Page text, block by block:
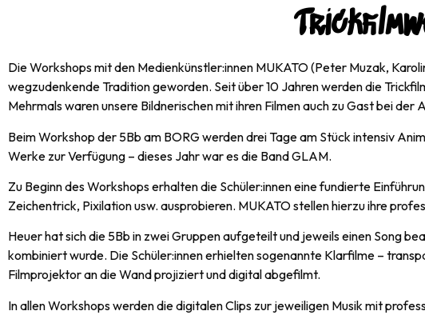
Die Workshops mit den Medienkünstler:innen MUKATO (Peter Muzak,
wegzudenkende Tradition geworden. Seit über 10 Jahren werden die
Mehrmals waren unsere Bildnerischen mit ihren Filmen auch zu Gast bei der
Beim Workshop der 5Bb am BORG werden drei Tage am Stück intensiv
Werke zur Verfügung – dieses Jahr war es die Band GLAM.
Zu Beginn des Workshops erhalten die Schüler:innen eine fundierte
Zeichentrick, Pixilation usw. ausprobieren. MUKATO stellen hierzu ihre
Heuer hat sich die 5Bb in zwei Gruppen aufgeteilt und jeweils einen Song
kombiniert wurde. Die Schüler:innen erhielten sogenannte Klarfilme –
Filmprojektor an die Wand projiziert und digital abgefilmt.
In allen Workshops werden die digitalen Clips zur jeweiligen Musik mit